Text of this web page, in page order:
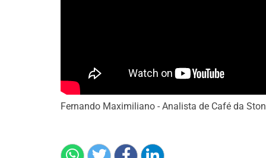
Fernando Maximiliano - Analista de Café da